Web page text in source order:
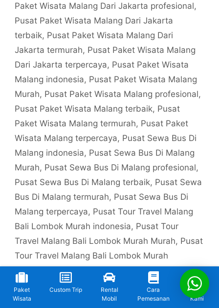
Paket Wisata Malang Dari Jakarta profesional,
Pusat Paket Wisata Malang Dari Jakarta
terbaik, Pusat Paket Wisata Malang Dari
Jakarta termurah, Pusat Paket Wisata Malang
Dari Jakarta terpercaya, Pusat Paket Wisata
Malang indonesia, Pusat Paket Wisata Malang
Murah, Pusat Paket Wisata Malang profesional,
Pusat Paket Wisata Malang terbaik, Pusat
Paket Wisata Malang termurah, Pusat Paket
Wisata Malang terpercaya, Pusat Sewa Bus Di
Malang indonesia, Pusat Sewa Bus Di Malang
Murah, Pusat Sewa Bus Di Malang profesional,
Pusat Sewa Bus Di Malang terbaik, Pusat Sewa
Bus Di Malang termurah, Pusat Sewa Bus Di
Malang terpercaya, Pusat Tour Travel Malang
Bali Lombok Murah indonesia, Pusat Tour
Travel Malang Bali Lombok Murah Murah, Pusat
Tour Travel Malang Bali Lombok Murah
profesional
,Pusat Tour Travel Malang Bali
Lombok Murah terbaik , Pusat Tour Travel
Malang Bali Lombok Murah termurah,Pusat
Paket
Wisata
Custom Trip
Rental
Mobil
Cara
Pemesanan
Kontak
Kami